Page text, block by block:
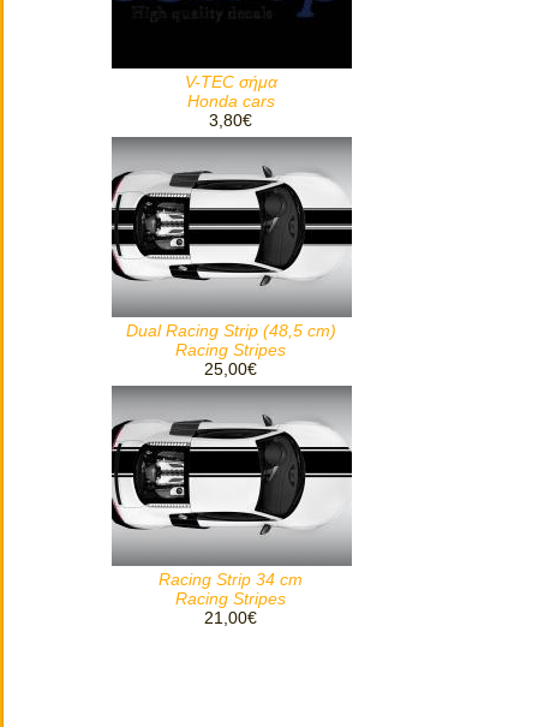
V-TEC σήμα
Honda cars
3,80€
Dual Racing Strip (48,5 cm)
Racing Stripes
25,00€
Racing Strip 34 cm
Racing Stripes
21,00€